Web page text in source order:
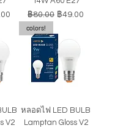
ขายลดราคาปกติ
฿80.00 ราคาขายลด
฿49.00
V2
colors!
หลอดไฟ LED BULB
Lamptan Gloss V2